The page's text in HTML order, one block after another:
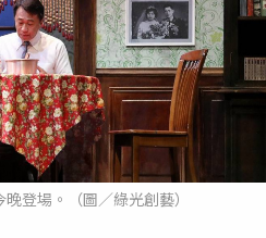
登場。（圖／綠光創藝）